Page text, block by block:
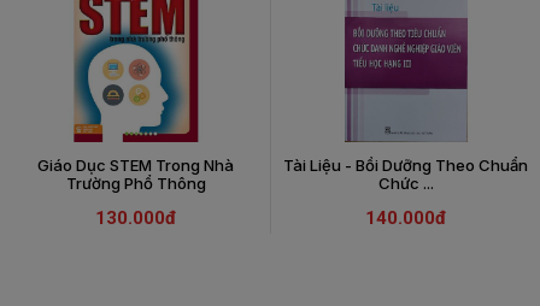
Giáo Dục STEM Trong Nhà
Trường Phổ Thông
130.000đ
Tài Liệu - Bồi Dưỡng Theo Chuẩn
Chức ...
140.000đ